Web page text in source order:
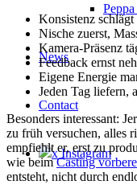
News
Contact
x Instagram
Konsistenz
Nische zuerst,
Kamera-Präsenz
Feedback ernst
Eigene Energie
Jeden Tag liefern,
Besonders interessant:
zu früh versuchen, alles
empfiehlt er, erst zu
wie beimCasting
entsteht, nicht durch